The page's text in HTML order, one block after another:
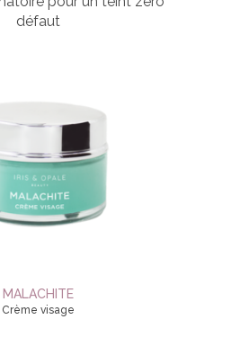
défaut
MALACHITE
Crème visage